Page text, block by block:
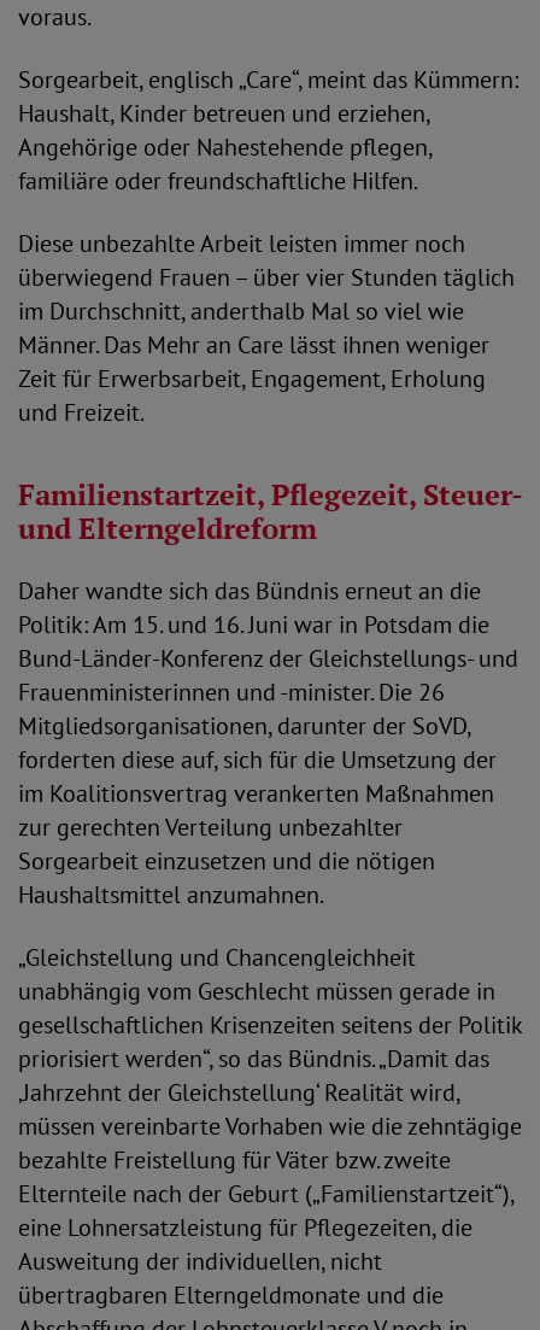
voraus.
Sorgearbeit, englisch „Care“, meint das Kümmern:
Haushalt, Kinder betreuen und erziehen,
Angehörige oder Nahestehende pflegen,
familiäre oder freundschaftliche Hilfen.
Diese unbezahlte Arbeit leisten immer noch
überwiegend Frauen – über vier Stunden täglich
im Durchschnitt, anderthalb Mal so viel wie
Männer. Das Mehr an Care lässt ihnen weniger
Zeit für Erwerbsarbeit, Engagement, Erholung
und Freizeit.
Familienstartzeit, Pflegezeit, Steuer-
und Elterngeldreform
Daher wandte sich das Bündnis erneut an die
Politik: Am 15. und 16. Juni war in Potsdam die
Bund-Länder-Konferenz der Gleichstellungs- und
Frauenministerinnen und -minister. Die 26
Mitgliedsorganisationen, darunter der SoVD,
forderten diese auf, sich für die Umsetzung der
im Koalitionsvertrag verankerten Maßnahmen
zur gerechten Verteilung unbezahlter
Sorgearbeit einzusetzen und die nötigen
Haushaltsmittel anzumahnen.
„Gleichstellung und Chancengleichheit
unabhängig vom Geschlecht müssen gerade in
gesellschaftlichen Krisenzeiten seitens der Politik
priorisiert werden“, so das Bündnis. „Damit das
‚Jahrzehnt der Gleichstellung‘ Realität wird,
müssen vereinbarte Vorhaben wie die zehntägige
bezahlte Freistellung für Väter bzw. zweite
Elternteile nach der Geburt („Familienstartzeit“),
eine Lohnersatzleistung für Pflegezeiten, die
Ausweitung der individuellen, nicht
übertragbaren Elterngeldmonate und die